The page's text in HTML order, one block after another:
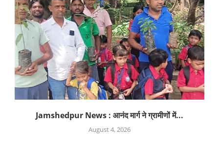
Jamshedpur News : आनंद मार्ग ने ग्रामीणों में...
August 4, 2026